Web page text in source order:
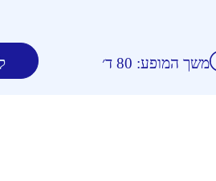
משך המופע: 80 ד׳